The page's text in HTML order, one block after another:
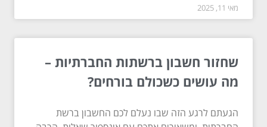
מאי 11, 2025
שחזור חשבון ברשתות החברתיות –
מה עושים כשכולם בורחים?
הגעתם לרגע הזה שבו נעלם לכם החשבון ברשת